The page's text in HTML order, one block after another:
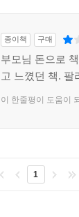
종이책 구매
부모님 돈으로
고 느꼈던 책. 팔
이 한줄평이 도움이
1